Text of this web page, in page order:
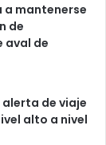
a mantenerse
de
aval de
de viaje
alto a nivel